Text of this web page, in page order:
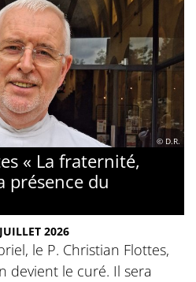
© D.R.
« La fraternité,
présence du
2026
le P. Christian Flottes,
devient le curé. Il sera